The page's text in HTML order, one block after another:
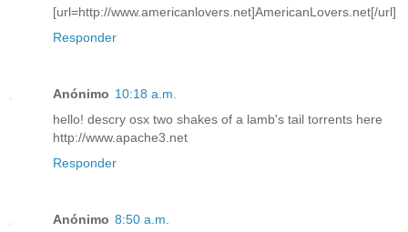
[url=http://www.americanlovers.net]AmericanLovers.net[/url]
Responder
Anónimo 10:18 a.m.
hello! descry osx two shakes of a lamb's tail torrents here
http://www.apache3.net
Responder
Anónimo 8:50 a.m.